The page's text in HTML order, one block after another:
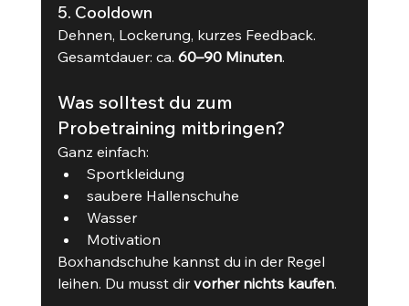
5. Cooldown
Dehnen, Lockerung, kurzes Feedback.
Gesamtdauer: ca. 60–90 Minuten.
Was solltest du zum
Probetraining mitbringen?
Ganz einfach:
Sportkleidung
saubere Hallenschuhe
Wasser
Motivation
Boxhandschuhe kannst du in der Regel
leihen. Du musst dir vorher nichts kaufen.